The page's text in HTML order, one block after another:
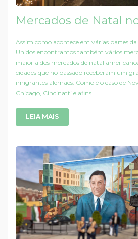
Mercados de Natal
Assim como acontece em várias partes
Unidos encontramos também vários
maioria dos mercados de natal
cidades que no passado receberam um
imigrantes alemães. Como é o caso de
Chicago, Cincinatti e afins.
LEIA MAIS